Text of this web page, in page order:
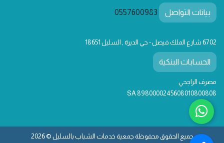
بيانات التواصل 0557600983
6702 شارع الملك فيصل - حي الديرة , السليل 18651
الحسابات البنكية
مصرف الراجحي
SA 8980000245608010800808
جميع الحقوق محفوظة جمعية خدمات الشباب بالسليل © 2026